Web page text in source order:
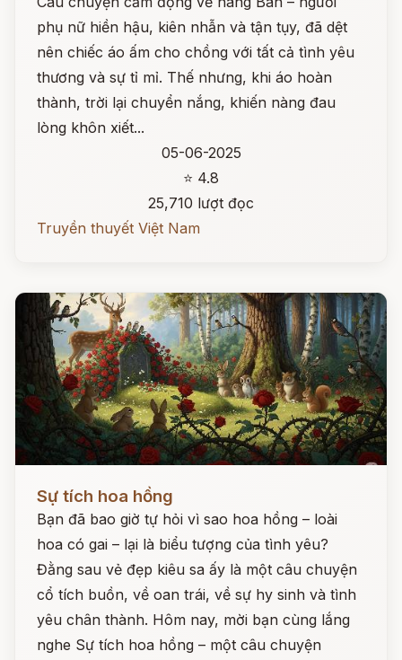
phụ nữ hiền hậu, kiên nhẫn và tận tụy, đã dệt
nên chiếc áo ấm cho chồng với tất cả tình yêu
thương và sự tỉ mỉ. Thế nhưng, khi áo hoàn
thành, trời lại chuyển nắng, khiến nàng đau
lòng khôn xiết...
05-06-2025
⭐ 4.8
25,710 lượt đọc
Truyền thuyết Việt Nam
Sự tích hoa hồng
Bạn đã bao giờ tự hỏi vì sao hoa hồng – loài
hoa có gai – lại là biểu tượng của tình yêu?
Đằng sau vẻ đẹp kiêu sa ấy là một câu chuyện
cổ tích buồn, về oan trái, về sự hy sinh và tình
yêu chân thành. Hôm nay, mời bạn cùng lắng
nghe Sự tích hoa hồng – một câu chuyện